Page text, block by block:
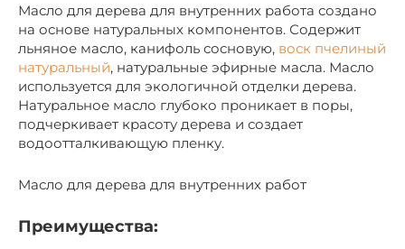
Масло для дерева для внутренних работа создано
на основе натуральных компонентов. Содержит
льняное масло, канифоль сосновую, воск пчелиный
натуральный, натуральные эфирные масла. Масло
используется для экологичной отделки дерева.
Натуральное масло глубоко проникает в поры,
подчеркивает красоту дерева и создает
водоотталкивающую пленку.
Масло для дерева для внутренних работ
Преимущества: